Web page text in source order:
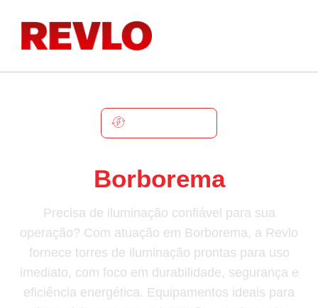
Borborema
Precisa de iluminação confiável para sua
operação? Com atuação em Borborema, a Revlo
fornece torres de iluminação prontas para uso
imediato, com foco em durabilidade, segurança e
eficiência energética. Equipamentos ideais para